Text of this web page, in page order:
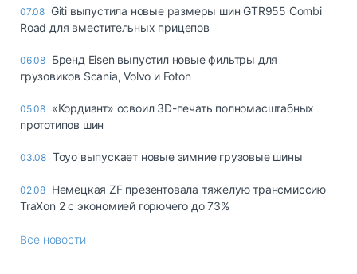
07.08 Giti выпустила новые размеры шин GTR955 Combi
Road для вместительных прицепов
06.08 Бренд Eisen выпустил новые фильтры для
грузовиков Scania, Volvo и Foton
05.08 «Кордиант» освоил 3D-печать полномасштабных
прототипов шин
03.08 Toyo выпускает новые зимние грузовые шины
02.08 Немецкая ZF презентовала тяжелую трансмиссию
TraXon 2 с экономией горючего до 73%
Все новости